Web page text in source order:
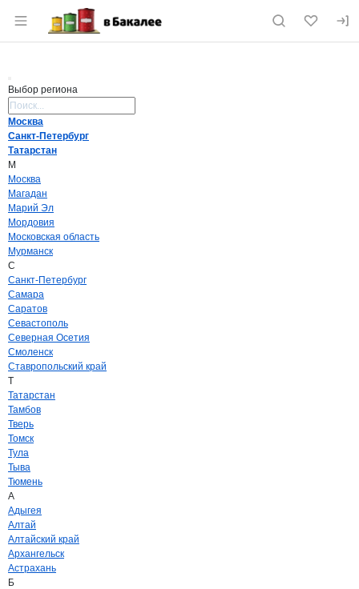
Раздел навигации по сайту vbakalee.ru
Выбор региона
Москва
Санкт-Петербург
Татарстан
М
Москва
Магадан
Марий Эл
Мордовия
Московская область
Мурманск
С
Санкт-Петербург
Самара
Саратов
Севастополь
Северная Осетия
Смоленск
Ставропольский край
Т
Татарстан
Тамбов
Тверь
Томск
Тула
Тыва
Тюмень
А
Адыгея
Алтай
Алтайский край
Архангельск
Астрахань
Б